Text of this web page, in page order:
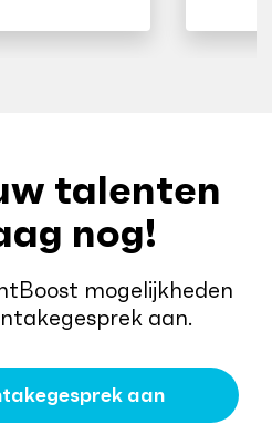
talenten
nog!
mogelijkheden
aan.
aan